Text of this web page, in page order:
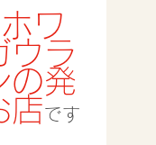
ホワ
ウラ
の発
店です